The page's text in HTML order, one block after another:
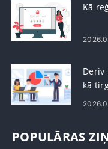
Kā
Deriv
kā
riska
POPULĀRAS